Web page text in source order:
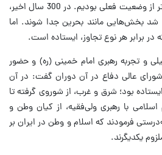
ایران؛ در گذشته بسیار وسیع‌تر از وضعیت فعلی بودیم. در 300 سال اخیر،
بخش‌هایی مانند بحرین جدا شوند. اما
در برابر هر نوع تجاوز، ایستاده است.
و تجربه رهبری امام خمینی (ره) و حضور
عالی دفاع در آن دوران گفت: در آن
بود؛ شرق و غرب، از شوروی گرفته تا
اسلامی با رهبری ولی‌فقیه، از کیان وطن و
فرمودند که اسلام و وطن در ایران بر
یکدیگرند.